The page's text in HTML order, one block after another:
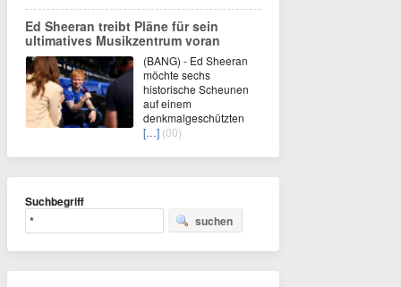
Ed Sheeran treibt Pläne für sein
ultimatives Musikzentrum voran
(BANG) - Ed Sheeran
möchte sechs
historische Scheunen
auf einem
denkmalgeschützten
[…] (00)
Suchbegriff
suchen